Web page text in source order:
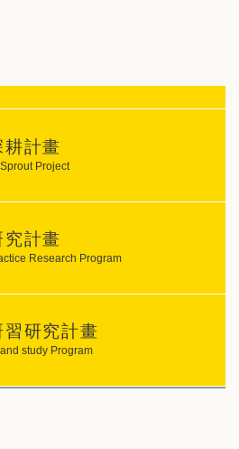
計畫
Project
計畫
Research Program
研究計畫
study Program